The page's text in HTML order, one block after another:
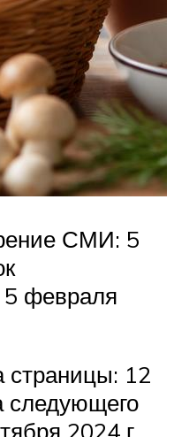
СМИ: 5
февраля
страницы: 12
следующего
2024 г.